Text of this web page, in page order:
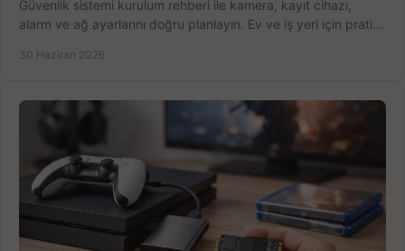
Güvenlik sistemi kurulum rehberi ile kamera, kayıt cihazı,
alarm ve ağ ayarlarını doğru planlayın. Ev ve iş yeri için pratik
30 Haziran 2026